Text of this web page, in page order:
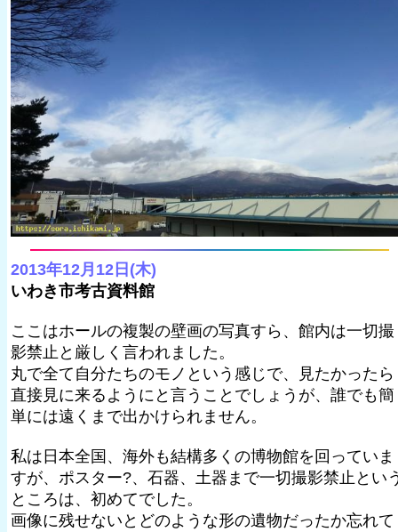
2013年12月12日(木)
いわき市考古資料館
ここはホールの複製の壁画の写真すら、館内は一切撮
影禁止と厳しく言われました。
丸で全て自分たちのモノという感じで、見たかったら
直接見に来るようにと言うことでしょうが、誰でも簡
単には遠くまで出かけられません。
私は日本全国、海外も結構多くの博物館を回っていま
すが、ポスター?、石器、土器まで一切撮影禁止とい
ところは、初めてでした。
画像に残せないとどのような形の遺物だったか忘れて